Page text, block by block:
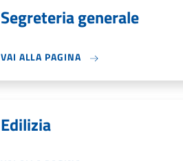
Segreteria generale
VAI ALLA PAGINA
Edilizia